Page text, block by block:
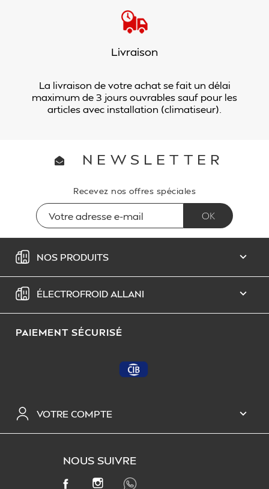
Livraison
La livraison de votre achat se fait un délai
maximum de 3 jours ouvrables sauf pour les
articles avec installation (climatiseur).
NEWSLETTER
Recevez nos offres spéciales
NOS PRODUITS 
ÉLECTROFROID ALLANI 
PAIEMENT SÉCURISÉ
VOTRE COMPTE 
NOUS SUIVRE